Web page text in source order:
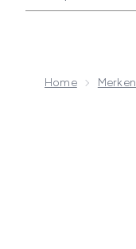
Home Merken